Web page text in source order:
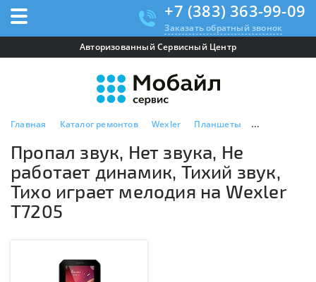
+7 (383) 363-99-09
Заказать обратный звонок
Авторизованный Сервисный Центр
Главная Каталог ремонтов Wexler Планшеты Wexler T7205
Пропал звук, Нет звука, Не
работает динамик, Тихий звук,
Тихо играет мелодия на Wexler
T7205